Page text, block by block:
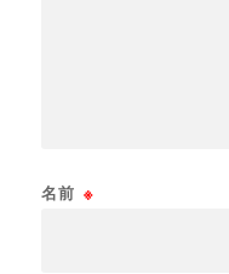
名前 ※